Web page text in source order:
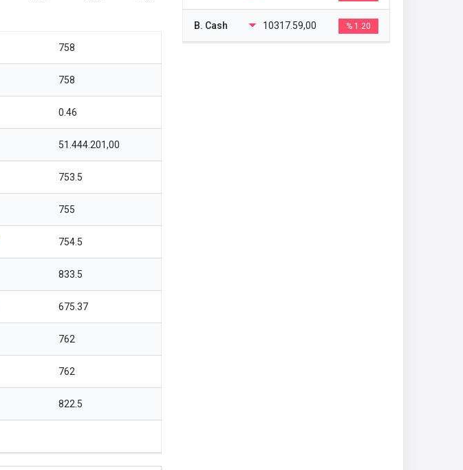
758
758
0.46
51.444.201,00
753.5
755
754.5
833.5
675.37
762
762
822.5
B. Cash 10317.59,00 % 1.20